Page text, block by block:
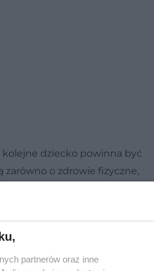
kolejne dziecko powinna być
zarówno o zdrowie fizyczne,
przed ponowną próbą
odzyskanie równowagi
indywidualna decyzja i
partnerów oraz inne